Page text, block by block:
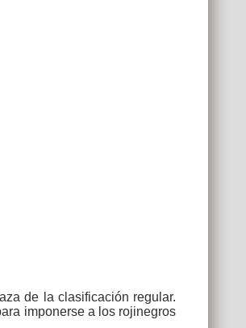
de la clasificación regular.
imponerse a los rojinegros